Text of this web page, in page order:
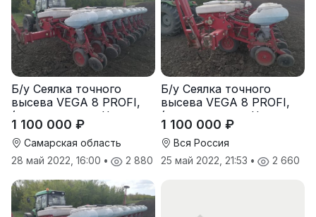
Б/у Сеялка точного
высева VEGA 8 PROFI,
(производство Червона
Зирка), 2016 г., в
отличном состоянии
1 100 000 ₽
Самарская область
28 май 2022, 16:00 • 2 880
Б/у Сеялка точного
высева VEGA 8 PROFI,
(производство Червона
Зирка), 2016 г., в
отличном состоянии
1 100 000 ₽
Вся Россия
25 май 2022, 21:53 • 2 660